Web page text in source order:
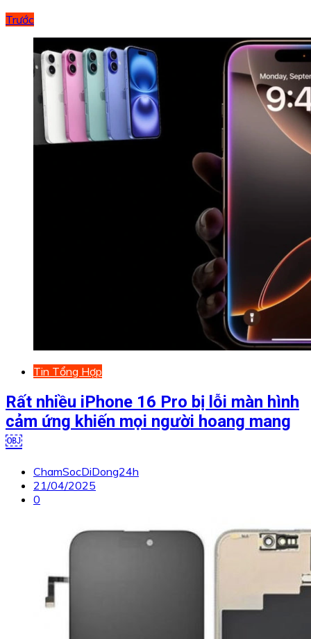
Trước
Tin Tổng Hợp
Rất nhiều iPhone 16 Pro bị lỗi màn hình
cảm ứng khiến mọi người hoang mang
￼
ChamSocDiDong24h
21/04/2025
0